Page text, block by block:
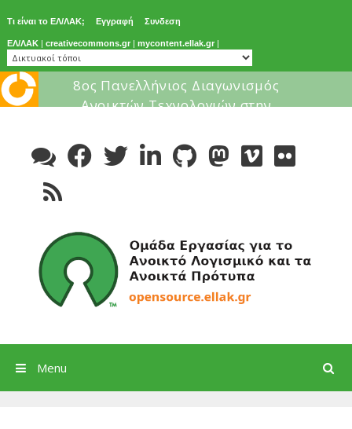
Τι είναι το ΕΛ/ΛΑΚ; Εγγραφή Συνδεση
ΕΛ/ΛΑΚ | creativecommons.gr | mycontent.ellak.gr |
Μάθε για το ελεύθερο
content
Search
Menu